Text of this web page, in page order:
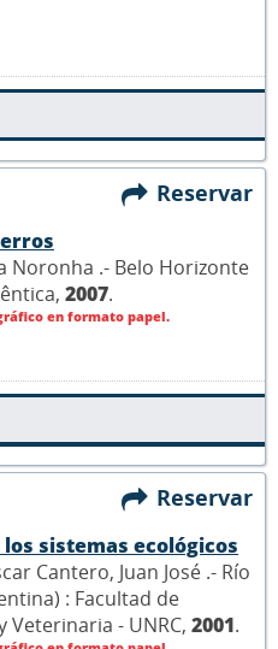
Reservar
Noronha .- Belo Horizonte
2007.
en formato papel.
Reservar
sistemas ecológicos
Cantero, Juan José .- Río
: Facultad de
Veterinaria - UNRC, 2001.